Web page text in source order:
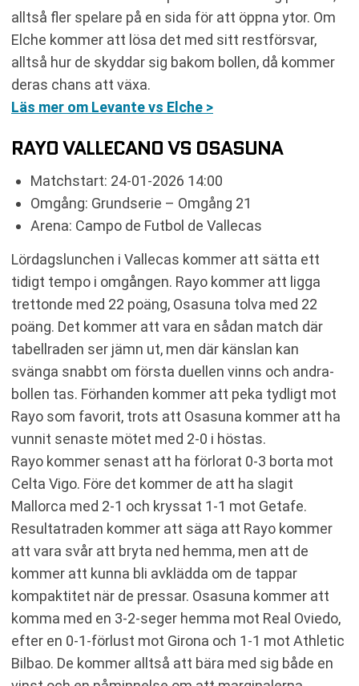
alltså fler spelare på en sida för att öppna ytor. Om
Elche kommer att lösa det med sitt restförsvar,
alltså hur de skyddar sig bakom bollen, då kommer
deras chans att växa.
Läs mer om Levante vs Elche >
RAYO VALLECANO VS OSASUNA
Matchstart: 24-01-2026 14:00
Omgång: Grundserie – Omgång 21
Arena: Campo de Futbol de Vallecas
Lördagslunchen i Vallecas kommer att sätta ett
tidigt tempo i omgången. Rayo kommer att ligga
trettonde med 22 poäng, Osasuna tolva med 22
poäng. Det kommer att vara en sådan match där
tabellraden ser jämn ut, men där känslan kan
svänga snabbt om första duellen vinns och andra-
bollen tas. Förhanden kommer att peka tydligt mot
Rayo som favorit, trots att Osasuna kommer att ha
vunnit senaste mötet med 2-0 i höstas.
Rayo kommer senast att ha förlorat 0-3 borta mot
Celta Vigo. Före det kommer de att ha slagit
Mallorca med 2-1 och kryssat 1-1 mot Getafe.
Resultatraden kommer att säga att Rayo kommer
att vara svår att bryta ned hemma, men att de
kommer att kunna bli avklädda om de tappar
kompaktitet när de pressar. Osasuna kommer att
komma med en 3-2-seger hemma mot Real Oviedo,
efter en 0-1-förlust mot Girona och 1-1 mot Athletic
Bilbao. De kommer alltså att bära med sig både en